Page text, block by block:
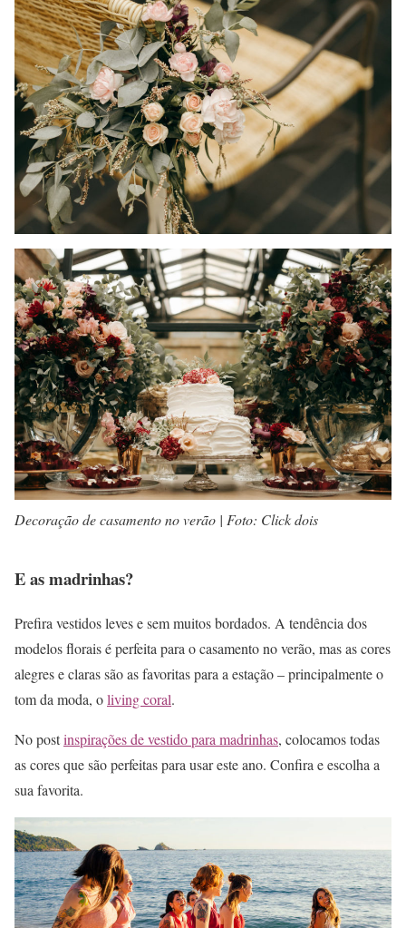
Decoração de casamento no verão | Foto: Click dois
E as madrinhas?
Prefira vestidos leves e sem muitos bordados. A tendência dos
modelos florais é perfeita para o casamento no verão, mas as cores
alegres e claras são as favoritas para a estação – principalmente o
tom da moda, oliving coral.
No postinspirações de vestido para madrinhas, colocamos todas
as cores que são perfeitas para usar este ano. Confira e escolha a
sua favorita.